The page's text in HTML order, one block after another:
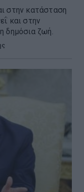
στην κατάσταση
και στην
δημόσια ζωή.